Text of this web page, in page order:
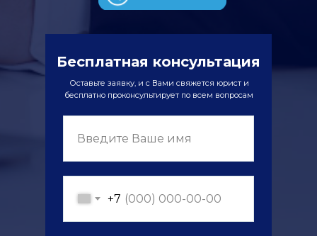
Введите Ваше имя
+7
Оставьте заявку, и с Вами свяжется юрист и
бесплатно проконсультирует по всем вопросам
Бесплатная консультация